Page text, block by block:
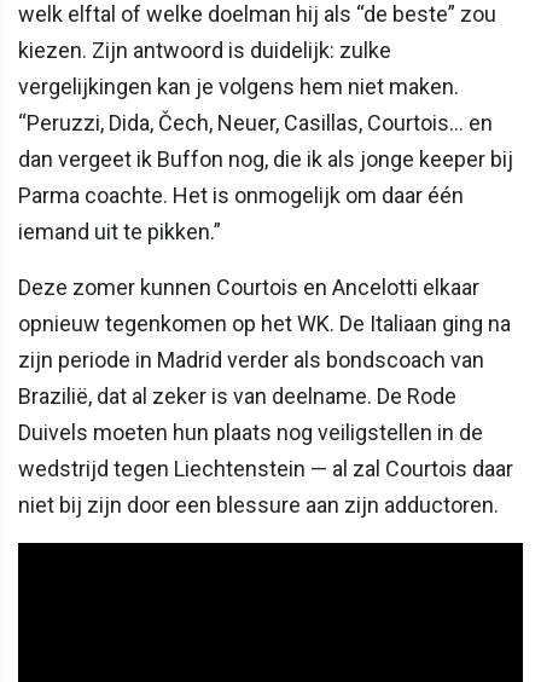
welk elftal of welke doelman hij als “de beste” zou
kiezen. Zijn antwoord is duidelijk: zulke
vergelijkingen kan je volgens hem niet maken.
“Peruzzi, Dida, Čech, Neuer, Casillas, Courtois… en
dan vergeet ik Buffon nog, die ik als jonge keeper bij
Parma coachte. Het is onmogelijk om daar één
iemand uit te pikken.”
Deze zomer kunnen Courtois en Ancelotti elkaar
opnieuw tegenkomen op het WK. De Italiaan ging na
zijn periode in Madrid verder als bondscoach van
Brazilië, dat al zeker is van deelname. De Rode
Duivels moeten hun plaats nog veiligstellen in de
wedstrijd tegen Liechtenstein — al zal Courtois daar
niet bij zijn door een blessure aan zijn adductoren.